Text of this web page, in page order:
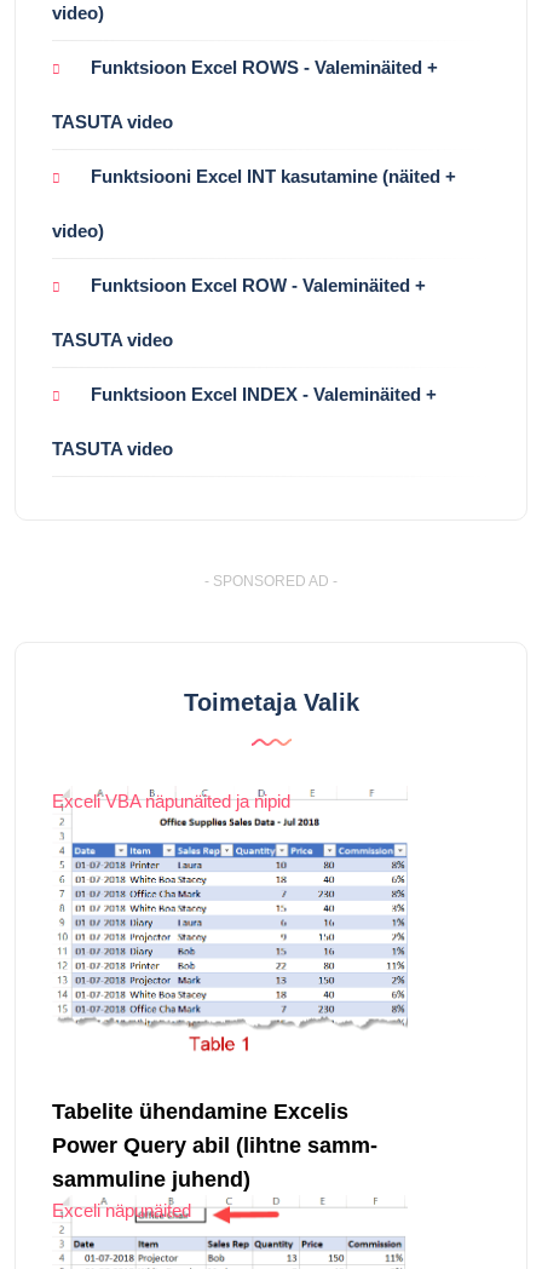
video)
Funktsioon Excel ROWS - Valeminäited +
TASUTA video
Funktsiooni Excel INT kasutamine (näited +
video)
Funktsioon Excel ROW - Valeminäited +
TASUTA video
Funktsioon Excel INDEX - Valeminäited +
TASUTA video
- SPONSORED AD -
Toimetaja Valik
Exceli VBA näpunäited ja nipid
Tabelite ühendamine Excelis
Power Query abil (lihtne samm-
sammuline juhend)
Exceli näpunäited